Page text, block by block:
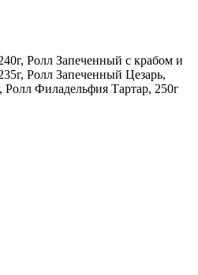
Ролл Запеченный с крабом и
Ролл Запеченный Цезарь,
Ролл Филадельфия Тартар, 250г